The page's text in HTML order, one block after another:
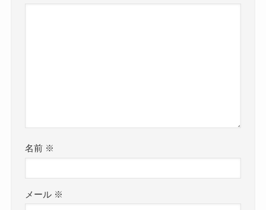
名前 ※
メール ※